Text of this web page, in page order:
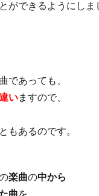
ができるようにしま
であっても、
いますので、
もあるのです。
楽曲の中から
曲を